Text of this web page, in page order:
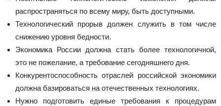
распространяться по всему миру, быть доступными.
Технологический прорыв должен служить в том числе
снижению уровня бедности.
Экономика России должна стать более технологичной,
это не пожелание, а требование сегодняшнего дня.
Конкурентоспособность отраслей российской экономики
должна базироваться на отечественных технологиях.
Нужно подготовить единые требования к процедурам